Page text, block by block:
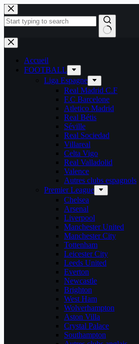
Passer
au
contenu
Aucun
résultat
Accueil
FOOTBALL
Liga Espagne
Real Madrid C.F
F.C Barcelone
Atletico Madrid
Real Bétis
Séville
Real Sociedad
Villareal
Celta Vigo
Real Valladolid
Valence
Autres clubs espagnols
Premier League
Chelsea
Arsenal
Liverpool
Manchester United
Manchester City
Tottenham
Leicester City
Leeds United
Everton
Newcastle
Brighton
West Ham
Wolverhampton
Aston Villa
Crystal Palace
Southampton